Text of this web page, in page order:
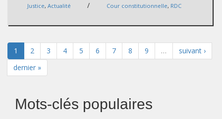
Justice, Actualité / Cour constitutionnelle, RDC
1 2 3 4 5 6 7 8 9 …
suivant ›
dernier »
Mots-clés populaires